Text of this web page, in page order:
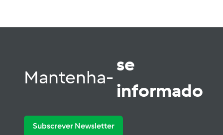
Mantenha-
se
informado
Subscrever Newsletter